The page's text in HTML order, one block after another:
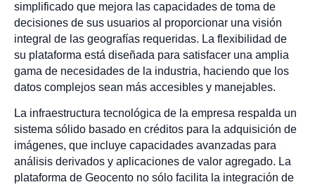
simplificado que mejora las capacidades de toma de
decisiones de sus usuarios al proporcionar una visión
integral de las geografías requeridas. La flexibilidad de
su plataforma está diseñada para satisfacer una amplia
gama de necesidades de la industria, haciendo que los
datos complejos sean más accesibles y manejables.
La infraestructura tecnológica de la empresa respalda un
sistema sólido basado en créditos para la adquisición de
imágenes, que incluye capacidades avanzadas para
análisis derivados y aplicaciones de valor agregado. La
plataforma de Geocento no sólo facilita la integración de